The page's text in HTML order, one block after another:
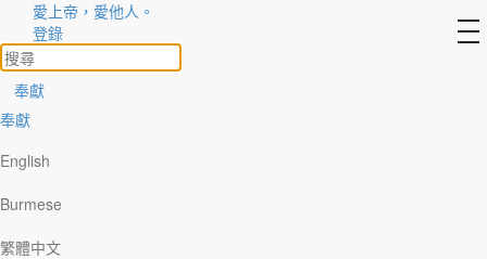
愛上帝，愛他人。
登錄
奉獻
奉獻
English
Burmese
繁體中文
作者
查看所有